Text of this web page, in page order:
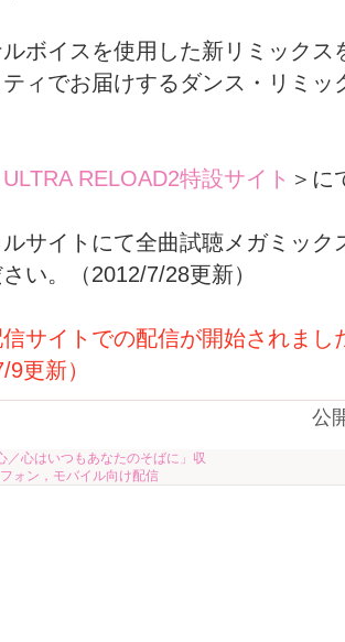
ボイスを使用した新リミックス
ィでお届けするダンス・リミッ
ULTRA RELOAD2特設サイト ＞に
サイトにて全曲試聴メガミック
い。（2012/7/28更新）
サイトでの配信が開始されまし
更新）
公
／心はいつもあなたのそばに」収
ォン，モバイル向け配信